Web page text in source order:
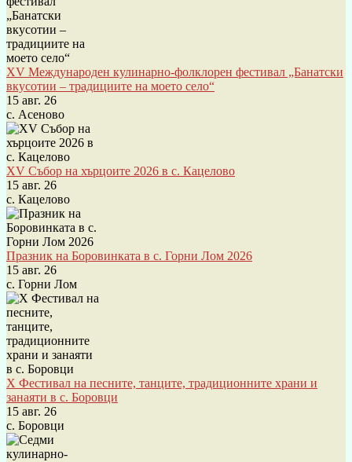
XV Международен кулинарно-фолклорен фестивал „Банатски
вкусотии – традициите на моето село“
15 авг. 26
с. Асеново
XV Събор на хърцоите 2026 в с. Кацелово
15 авг. 26
с. Кацелово
Празник на Боровинката в с. Горни Лом 2026
15 авг. 26
с. Горни Лом
X Фестивал на песните, танците, традиционните храни и
занаяти в с. Боровци
15 авг. 26
с. Боровци